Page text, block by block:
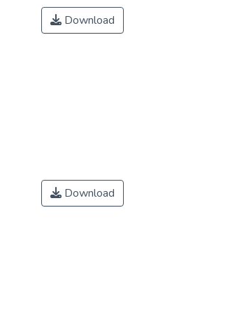
Download
Download